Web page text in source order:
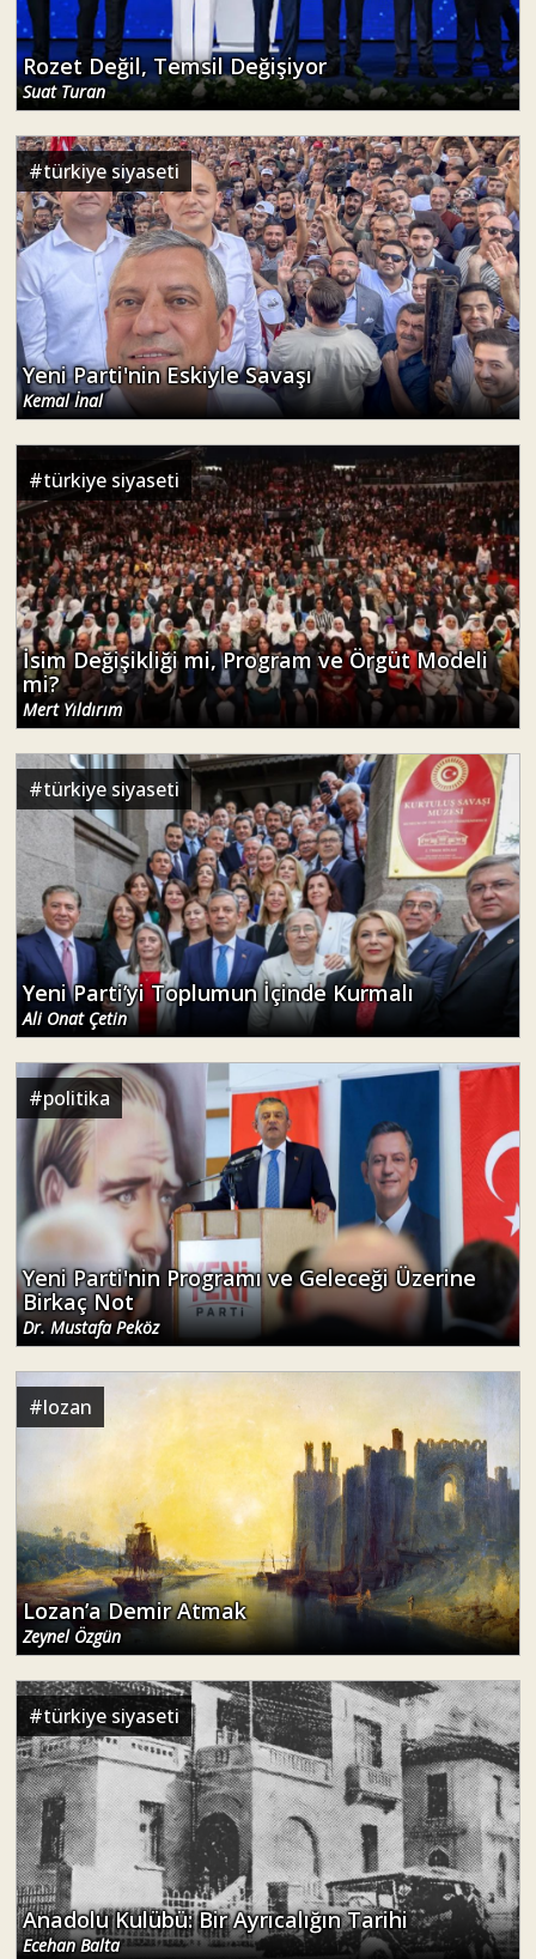
Rozet Değil, Temsil Değişiyor
Suat Turan
#türkiye siyaseti
Yeni Parti'nin Eskiyle Savaşı
Kemal İnal
#türkiye siyaseti
İsim Değişikliği mi, Program ve Örgüt Modeli
mi?
Mert Yıldırım
#türkiye siyaseti
Yeni Parti’yi Toplumun İçinde Kurmalı
Ali Onat Çetin
#politika
Yeni Parti'nin Programı ve Geleceği Üzerine
Birkaç Not
Dr. Mustafa Peköz
#lozan
Lozan’a Demir Atmak
Zeynel Özgün
#türkiye siyaseti
Anadolu Kulübü: Bir Ayrıcalığın Tarihi
Ecehan Balta